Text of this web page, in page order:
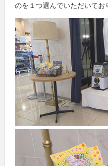
のを１つ選んでいただいてお